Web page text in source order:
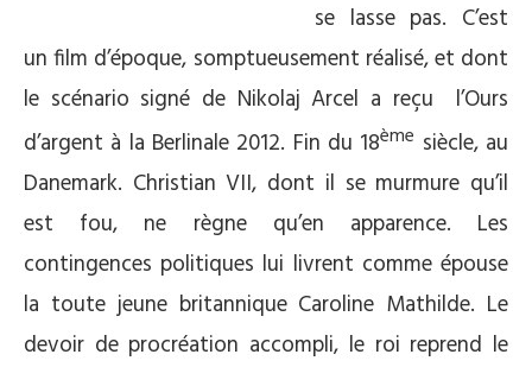
se lasse pas. C’est
un film d’époque, somptueusement réalisé, et dont
le scénario signé de Nikolaj Arcel a reçu l’Ours
d’argent à la Berlinale 2012. Fin du 18ème siècle, au
Danemark. Christian VII, dont il se murmure qu’il
est fou, ne règne qu’en apparence. Les
contingences politiques lui livrent comme épouse
la toute jeune britannique Caroline Mathilde. Le
devoir de procréation accompli, le roi reprend le